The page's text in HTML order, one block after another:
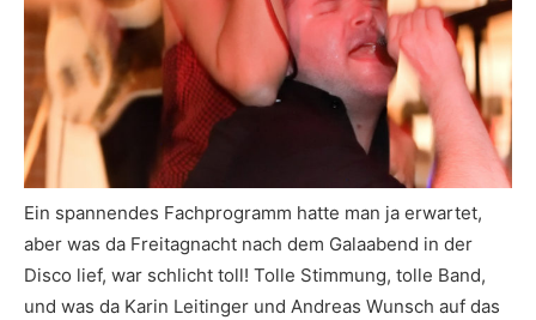
Ein spannendes Fachprogramm hatte man ja erwartet,
aber was da Freitagnacht nach dem Galaabend in der
Disco lief, war schlicht toll! Tolle Stimmung, tolle Band,
und was da Karin Leitinger und Andreas Wunsch auf das